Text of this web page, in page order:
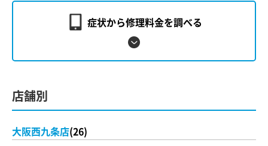
症状から修理料金を調べる
店舗別
大阪西九条店(26)